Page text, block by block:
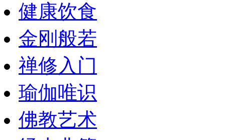
健康饮食
金刚般若
禅修入门
瑜伽唯识
佛教艺术